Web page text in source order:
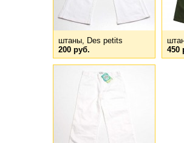
штаны, Des petits
200 руб.
450